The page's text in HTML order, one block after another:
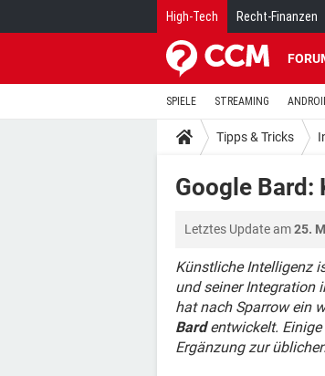
High-Tech Recht-Finanzen
SPIELE STREAMING
Tipps & Tricks
Google
Letztes Update am25.
Künstliche Intelligenz
und seiner Integration
hat nach Sparrow ein
Bardentwickelt. Einige
Ergänzung zur